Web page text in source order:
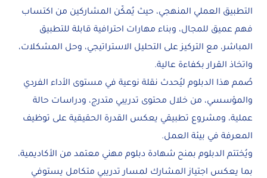
التطبيق العملي المنهجي، حيث يُمكّن المشاركين من اكتساب
فهم عميق للمجال، وبناء مهارات احترافية قابلة للتطبيق
المباشر، مع التركيز على التحليل الاستراتيجي، وحل المشكلات،
واتخاذ القرار بكفاءة عالية.
صُمم هذا الدبلوم ليُحدث نقلة نوعية في مستوى الأداء الفردي
والمؤسسي، من خلال محتوى تدريبي متدرج، ودراسات حالة
عملية، ومشروع تطبيقي يعكس القدرة الحقيقية على توظيف
المعرفة في بيئة العمل.
ويُختتم الدبلوم بمنح شهادة دبلوم مهني معتمد من الأكاديمية،
بما يعكس اجتياز المشارك لمسار تدريبي متكامل يستوفي